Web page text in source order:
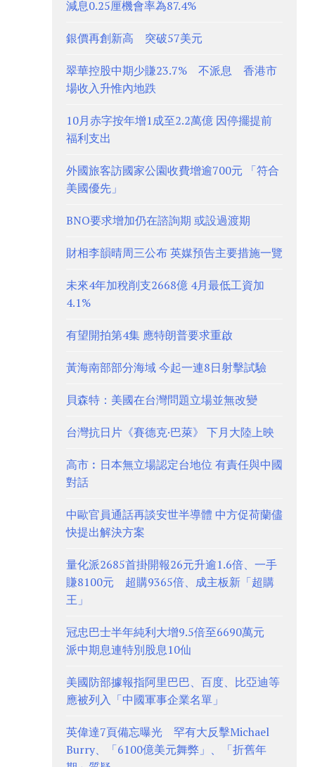
減息0.25厘機會率為87.4%
銀價再創新高 突破57美元
翠華控股中期少賺23.7% 不派息 香港市
場收入升惟內地跌
10月赤字按年增1成至2.2萬億 因停擺提前
福利支出
外國旅客訪國家公園收費增逾700元 「符合
美國優先」
BNO要求增加仍在諮詢期 或設過渡期
財相李韻晴周三公布 英媒預告主要措施一覽
未來4年加稅削支2668億 4月最低工資加
4.1%
有望開拍第4集 應特朗普要求重啟
黃海南部部分海域 今起一連8日射擊試驗
貝森特：美國在台灣問題立場並無改變
台灣抗日片《賽德克·巴萊》 下月大陸上映
高市︰日本無立場認定台地位 有責任與中國
對話
中歐官員通話再談安世半導體 中方促荷蘭儘
快提出解決方案
量化派2685首掛開報26元升逾1.6倍、一手
賺8100元 超購9365倍、成主板新「超購
王」
冠忠巴士半年純利大增9.5倍至6690萬元
派中期息連特別股息10仙
美國防部據報指阿里巴巴、百度、比亞迪等
應被列入「中國軍事企業名單」
英偉達7頁備忘曝光 罕有大反擊Michael
Burry、「6100億美元舞弊」、「折舊年